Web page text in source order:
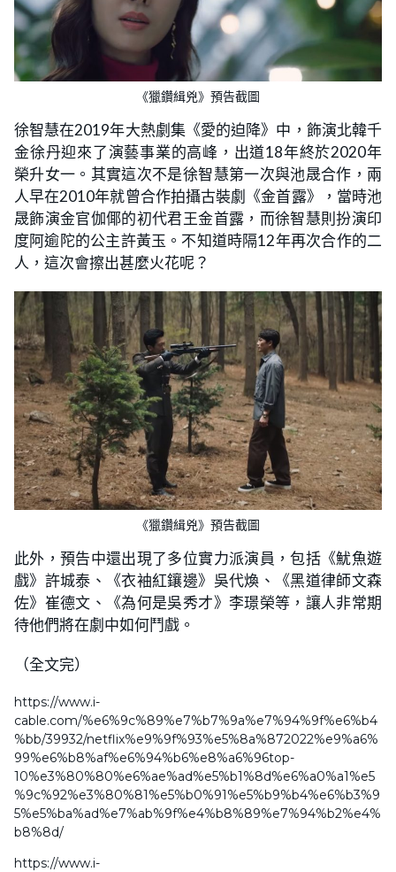
《獵鑽緝兇》預告截圖
徐智慧在2019年大熱劇集《愛的迫降》中，飾演北韓千
金徐丹迎來了演藝事業的高峰，出道18年終於2020年
榮升女一。其實這次不是徐智慧第一次與池晟合作，兩
人早在2010年就曾合作拍攝古裝劇《金首露》，當時池
晟飾演金官伽倻的初代君王金首露，而徐智慧則扮演印
度阿逾陀的公主許黃玉。不知道時隔12年再次合作的二
人，這次會擦出甚麼火花呢？
《獵鑽緝兇》預告截圖
此外，預告中還出現了多位實力派演員，包括《魷魚遊
戲》許城泰、《衣袖紅鑲邊》吳代煥、《黑道律師文森
佐》崔德文、《為何是吳秀才》李璟榮等，讓人非常期
待他們將在劇中如何鬥戲。
（全文完）
https://www.i-
cable.com/%e6%9c%89%e7%b7%9a%e7%94%9f%e6%b4
%bb/39932/netflix%e9%9f%93%e5%8a%872022%e9%a6%
99%e6%b8%af%e6%94%b6%e8%a6%96top-
10%e3%80%80%e6%ae%ad%e5%b1%8d%e6%a0%a1%e5
%9c%92%e3%80%81%e5%b0%91%e5%b9%b4%e6%b3%9
5%e5%ba%ad%e7%ab%9f%e4%b8%89%e7%94%b2%e4%
b8%8d/
https://www.i-